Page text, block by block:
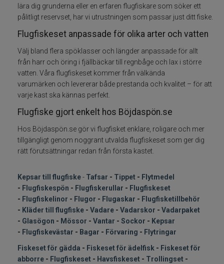
Specimenfiske
Varumärken
lära dig grunderna eller en erfaren flugfiskare som söker ett
pålitligt reservset, har vi utrustningen som passar just ditt fiske.
Flugfiskeset anpassade för olika arter och vatten
Välj bland flera spöklasser och längder anpassade för allt
från harr och öring i fjällbäckar till regnbåge och lax i större
vatten. Våra flugfiskeset kommer från välkända
varumärken och levererar både prestanda och kvalitet – för att
varje kast ska kännas perfekt.
Flugfiske gjort enkelt hos Böjdaspön.se
Hos Böjdaspön.se gör vi flugfisket enklare, roligare och mer
tillgängligt genom noggrant utvalda flugfiskeset som ger dig
rätt förutsättningar redan från första kastet.
Kepsar till flugfiske- Tafsar - Tippet - Flytmedel
- Flugfiskespön - Flugfiskerullar - Flugfiskeset
- Flugfiskelinor - Flugor - Flugaskar - Flugfisketillbehör
- Kläder till flugfiske - Vadare - Vadarskor - Vadarpaket
- Glasögon - Mössor - Vantar - Sockor - Kepsar
- Flugfiskevästar - Bagar - Förvaring - Flytringar
Fiskeset för gädda - Fiskeset för ädelfisk - Fiskeset för
abborre - Flugfiskeset - Havsfiskeset - Trollingset -